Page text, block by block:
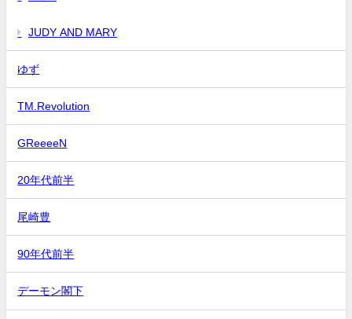
JUDY AND MARY
ゆず
TM.Revolution
GReeeeN
20年代前半
尾崎豊
90年代前半
デーモン閣下